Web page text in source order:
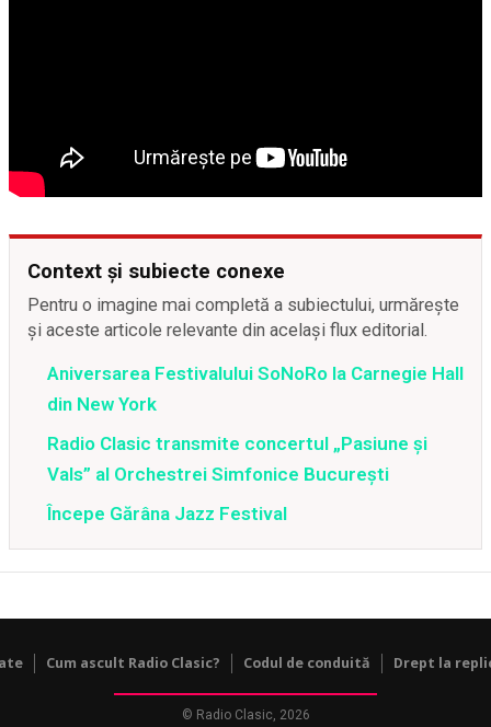
Context și subiecte conexe
Pentru o imagine mai completă a subiectului, urmărește
și aceste articole relevante din același flux editorial.
Aniversarea Festivalului SoNoRo la Carnegie Hall
din New York
Radio Clasic transmite concertul „Pasiune și
Vals” al Orchestrei Simfonice București
Începe Gărâna Jazz Festival
Cum ascult Radio Clasic? Codul de conduită Drept la
© Radio Clasic, 2026